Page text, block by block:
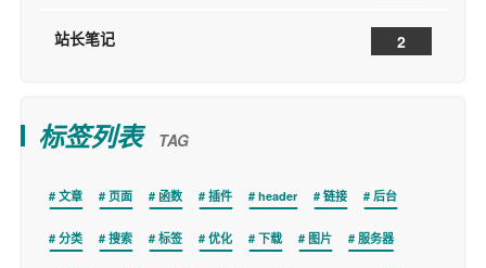
站长笔记 2
标签列表 TAG
文章 页面 函数 插件 header 链接 后台
分类 搜索 标签 优化 下载 图片 服务器